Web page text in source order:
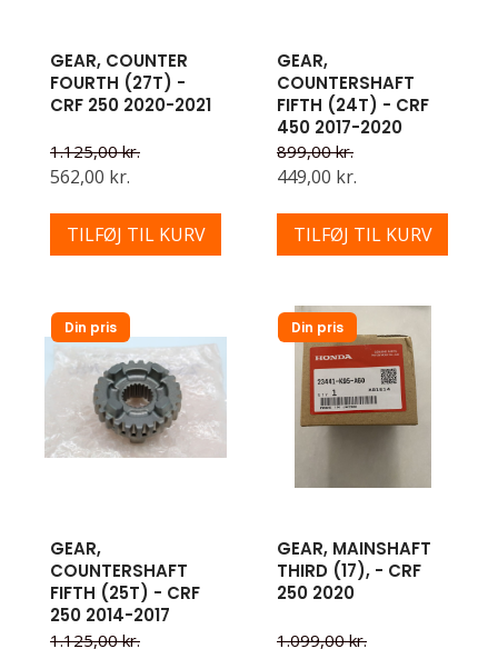
GEAR, COUNTER
FOURTH (27T) -
CRF 250 2020-2021
1.125,00 kr.
562,00 kr.
TILFØJ TIL KURV
GEAR,
COUNTERSHAFT
FIFTH (24T) - CRF
450 2017-2020
899,00 kr.
449,00 kr.
TILFØJ TIL KURV
Din pris
GEAR,
COUNTERSHAFT
FIFTH (25T) - CRF
250 2014-2017
1.125,00 kr.
Din pris
GEAR, MAINSHAFT
THIRD (17), - CRF
250 2020
1.099,00 kr.